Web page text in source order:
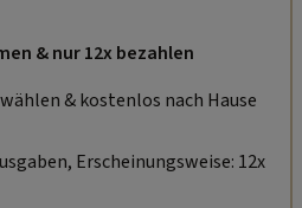
& nur 12x bezahlen
& kostenlos nach Hause
Erscheinungsweise: 12x